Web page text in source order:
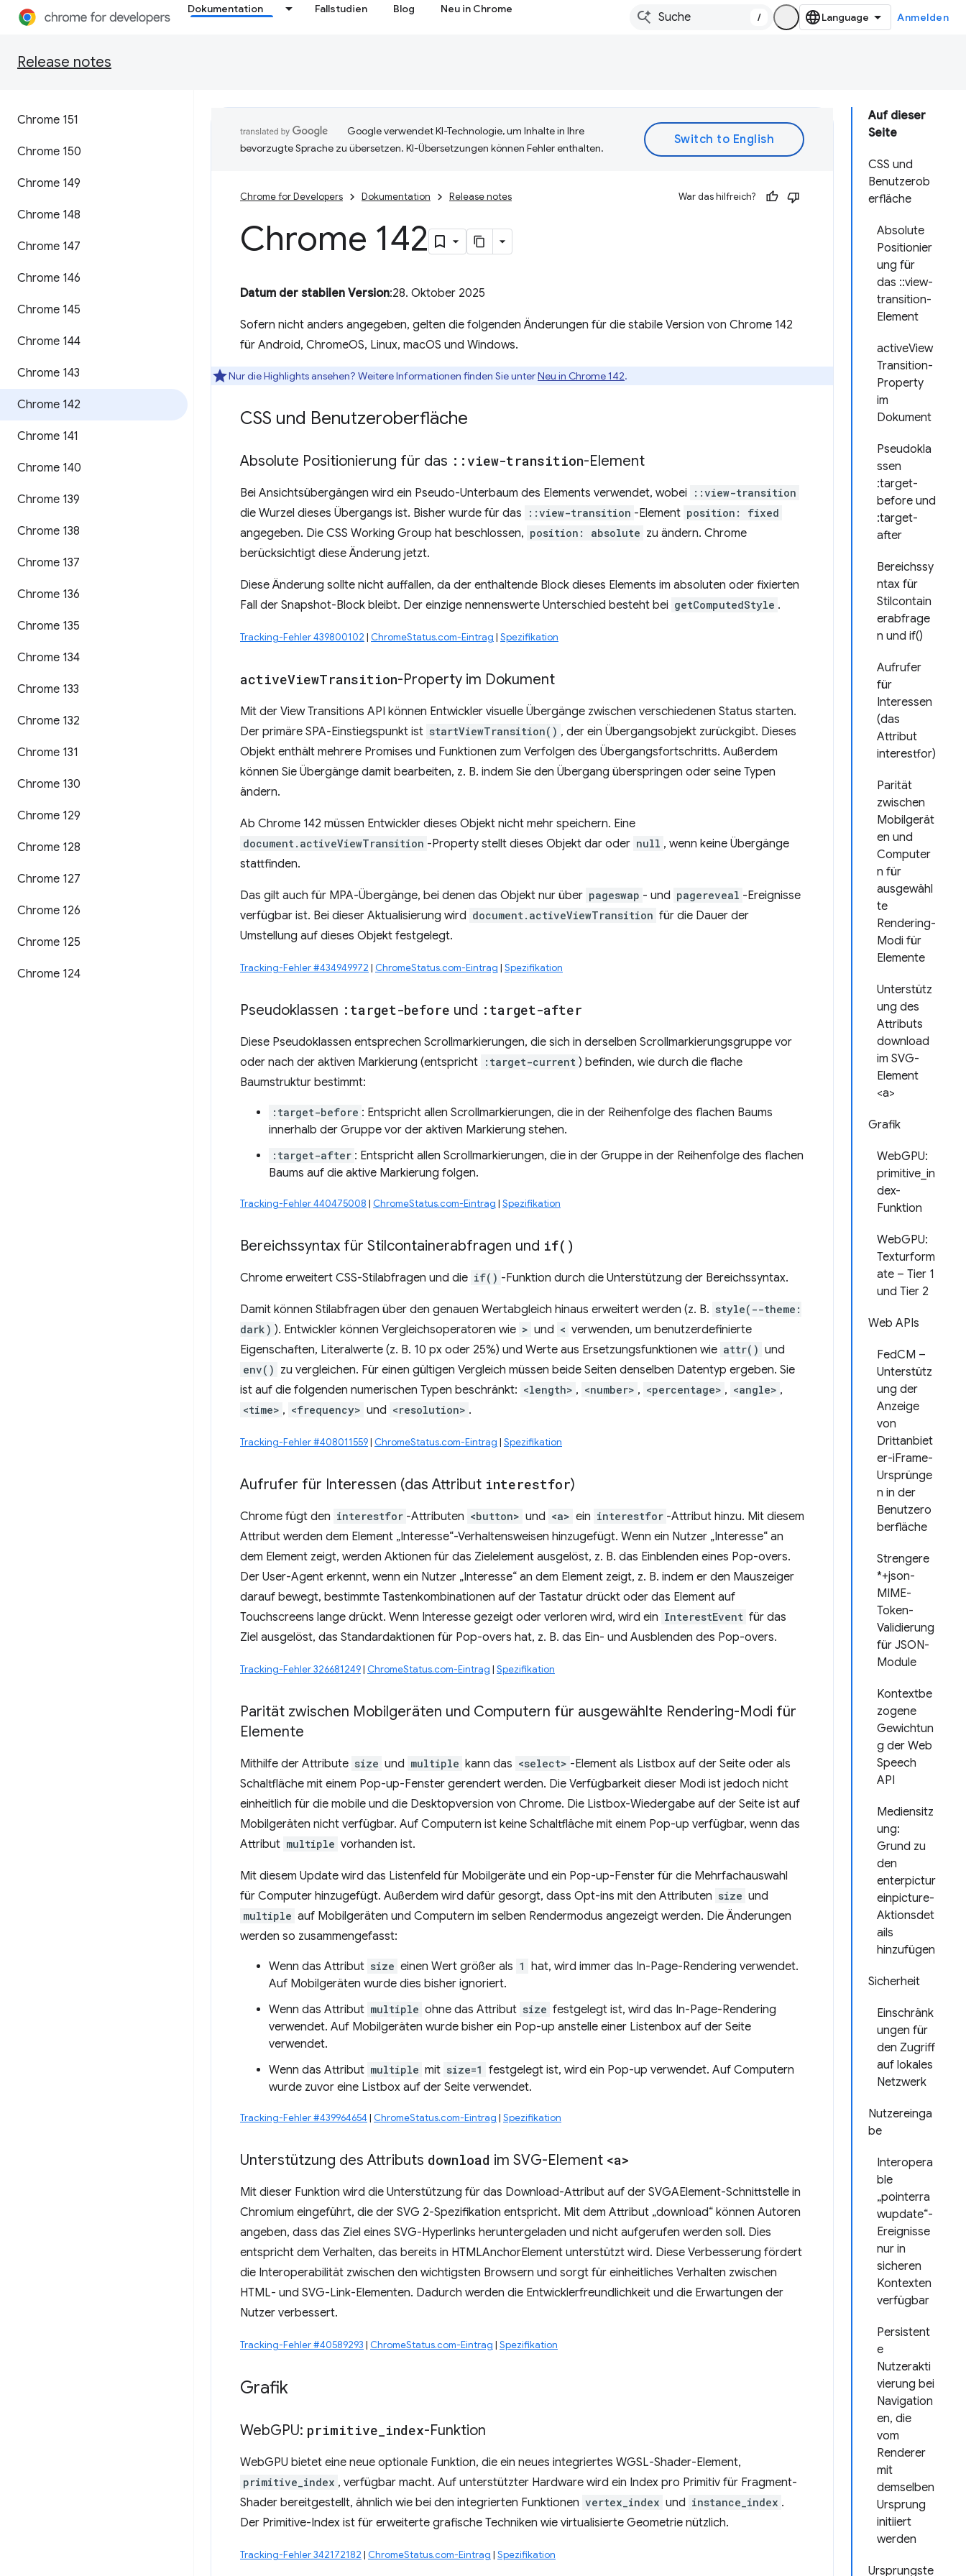
Dokumentation Fallstudien Blog Neu in Chrome
/ Anmelden
Release notes
Chrome 151
Chrome 150
Chrome 149
Chrome 148
Chrome 147
Chrome 146
Chrome 145
Chrome 144
Chrome 143
Chrome 142
Chrome 141
Chrome 140
Chrome 139
Chrome 138
Chrome 137
Chrome 136
Chrome 135
Chrome 134
Chrome 133
Chrome 132
Chrome 131
Chrome 130
Chrome 129
Chrome 128
Chrome 127
Chrome 126
Chrome 125
Chrome 124
Auf dieser
Seite
CSS und
Benutzerob
erfläche
Absolute
Positionier
ung für
das ::view-
transition-
Element
activeView
Transition-
Property
im
Dokument
Pseudokla
ssen
:target-
before und
:target-
after
Bereichssy
ntax für
Stilcontain
erabfrage
n und if()
Aufrufer
für
Interessen
(das
Attribut
interestfor)
Parität
zwischen
Mobilgerät
en und
Computer
n für
ausgewähl
te
Rendering-
Modi für
Elemente
Unterstütz
ung des
Attributs
download
im SVG-
Element
<a>
Grafik
WebGPU:
primitive_in
dex-
Funktion
WebGPU:
Texturform
ate – Tier 1
und Tier 2
Web APIs
FedCM –
Unterstütz
ung der
Anzeige
von
Drittanbiet
er-iFrame-
Ursprünge
n in der
Benutzero
berfläche
Strengere
*+json-
MIME-
Token-
Validierung
für JSON-
Module
Kontextbe
zogene
Gewichtun
g der Web
Speech
API
Mediensitz
ung:
Grund zu
den
enterpictur
einpicture-
Aktionsdet
ails
hinzufügen
Sicherheit
Einschränk
ungen für
den Zugriff
auf lokales
Netzwerk
Nutzereinga
be
Interopera
ble
„pointerra
wupdate“-
Ereignisse
nur in
sicheren
Kontexten
verfügbar
Persistent
e
Nutzerakti
vierung bei
Navigation
en, die
vom
Renderer
mit
demselben
Ursprung
initiiert
werden
Ursprungste
Google verwendet KI-Technologie, um Inhalte in Ihre
bevorzugte Sprache zu übersetzen. KI-Übersetzungen können Fehler enthalten.
Chrome for Developers Dokumentation Release notes War das hilfreich?
Chrome 142
Datum der stabilen Version:28. Oktober 2025
Sofern nicht anders angegeben, gelten die folgenden Änderungen für die stabile Version von Chrome 142
für Android, ChromeOS, Linux, macOS und Windows.
Nur die Highlights ansehen? Weitere Informationen finden Sie unterNeu in Chrome 142.
CSS und Benutzeroberfläche
Absolute Positionierung für das :: view-transition-Element
Bei Ansichtsübergängen wird ein Pseudo-Unterbaum des Elements verwendet, wobei ::view-transition
die Wurzel dieses Übergangs ist. Bisher wurde für das ::view-transition -Element position: fixed
angegeben. Die CSS Working Group hat beschlossen, position: absolute zu ändern. Chrome
berücksichtigt diese Änderung jetzt.
Diese Änderung sollte nicht auffallen, da der enthaltende Block dieses Elements im absoluten oder fixierten
Fall der Snapshot-Block bleibt. Der einzige nennenswerte Unterschied besteht bei getComputedStyle .
Tracking-Fehler 439800102 | ChromeStatus.com-Eintrag | Spezifikation
activeViewTransition-Property im Dokument
Mit der View Transitions API können Entwickler visuelle Übergänge zwischen verschiedenen Status starten.
Der primäre SPA-Einstiegspunkt ist startViewTransition() , der ein Übergangsobjekt zurückgibt. Dieses
Objekt enthält mehrere Promises und Funktionen zum Verfolgen des Übergangsfortschritts. Außerdem
können Sie Übergänge damit bearbeiten, z. B. indem Sie den Übergang überspringen oder seine Typen
ändern.
Ab Chrome 142 müssen Entwickler dieses Objekt nicht mehr speichern. Eine
document.activeViewTransition -Property stellt dieses Objekt dar oder null , wenn keine Übergänge
stattfinden.
Das gilt auch für MPA-Übergänge, bei denen das Objekt nur über pageswap - und pagereveal -Ereignisse
verfügbar ist. Bei dieser Aktualisierung wird document.activeViewTransition für die Dauer der
Umstellung auf dieses Objekt festgelegt.
Tracking-Fehler #434949972 | ChromeStatus.com-Eintrag | Spezifikation
Pseudoklassen :target-before und :target-after
Diese Pseudoklassen entsprechen Scrollmarkierungen, die sich in derselben Scrollmarkierungsgruppe vor
oder nach der aktiven Markierung (entspricht :target-current ) befinden, wie durch die flache
Baumstruktur bestimmt:
:target-before : Entspricht allen Scrollmarkierungen, die in der Reihenfolge des flachen Baums
innerhalb der Gruppe vor der aktiven Markierung stehen.
:target-after : Entspricht allen Scrollmarkierungen, die in der Gruppe in der Reihenfolge des flachen
Baums auf die aktive Markierung folgen.
Tracking-Fehler 440475008 | ChromeStatus.com-Eintrag | Spezifikation
Bereichssyntax für Stilcontainerabfragen und if( )
Chrome erweitert CSS-Stilabfragen und die if() -Funktion durch die Unterstützung der Bereichssyntax.
Damit können Stilabfragen über den genauen Wertabgleich hinaus erweitert werden (z. B. style(--theme:
dark) ). Entwickler können Vergleichsoperatoren wie > und < verwenden, um benutzerdefinierte
Eigenschaften, Literalwerte (z. B. 10 px oder 25%) und Werte aus Ersetzungsfunktionen wie attr() und
env() zu vergleichen. Für einen gültigen Vergleich müssen beide Seiten denselben Datentyp ergeben. Sie
ist auf die folgenden numerischen Typen beschränkt: <length> , <number> , <percentage> , <angle> ,
<time> , <frequency> und <resolution> .
Tracking-Fehler #408011559| ChromeStatus.com-Eintrag | Spezifikation
Aufrufer für Interessen (das Attribut interestfor)
Chrome fügt den interestfor -Attributen <button> und <a> ein interestfor -Attribut hinzu. Mit diesem
Attribut werden dem Element „Interesse“-Verhaltensweisen hinzugefügt. Wenn ein Nutzer „Interesse“ an
dem Element zeigt, werden Aktionen für das Zielelement ausgelöst, z. B. das Einblenden eines Pop-overs.
Der User-Agent erkennt, wenn ein Nutzer „Interesse“ an dem Element zeigt, z. B. indem er den Mauszeiger
darauf bewegt, bestimmte Tastenkombinationen auf der Tastatur drückt oder das Element auf
Touchscreens lange drückt. Wenn Interesse gezeigt oder verloren wird, wird ein InterestEvent für das
Ziel ausgelöst, das Standardaktionen für Pop-overs hat, z. B. das Ein- und Ausblenden des Pop-overs.
Tracking-Fehler 326681249| ChromeStatus.com-Eintrag | Spezifikation
Parität zwischen Mobilgeräten und Computern für ausgewählte Rendering-Modi für
Elemente
Mithilfe der Attribute size und multiple kann das <select> -Element als Listbox auf der Seite oder als
Schaltfläche mit einem Pop-up-Fenster gerendert werden. Die Verfügbarkeit dieser Modi ist jedoch nicht
einheitlich für die mobile und die Desktopversion von Chrome. Die Listbox-Wiedergabe auf der Seite ist auf
Mobilgeräten nicht verfügbar. Auf Computern ist keine Schaltfläche mit einem Pop-up verfügbar, wenn das
Attribut multiple vorhanden ist.
Mit diesem Update wird das Listenfeld für Mobilgeräte und ein Pop-up-Fenster für die Mehrfachauswahl
für Computer hinzugefügt. Außerdem wird dafür gesorgt, dass Opt-ins mit den Attributen size und
multiple auf Mobilgeräten und Computern im selben Rendermodus angezeigt werden. Die Änderungen
werden so zusammengefasst:
Wenn das Attribut size einen Wert größer als 1 hat, wird immer das In-Page-Rendering verwendet.
Auf Mobilgeräten wurde dies bisher ignoriert.
Wenn das Attribut multiple ohne das Attribut size festgelegt ist, wird das In-Page-Rendering
verwendet. Auf Mobilgeräten wurde bisher ein Pop-up anstelle einer Listenbox auf der Seite
verwendet.
Wenn das Attribut multiple mit size=1 festgelegt ist, wird ein Pop-up verwendet. Auf Computern
wurde zuvor eine Listbox auf der Seite verwendet.
Tracking-Fehler #439964654 | ChromeStatus.com-Eintrag | Spezifikation
Unterstützung des Attributs download im SVG-Element <a>
Mit dieser Funktion wird die Unterstützung für das Download-Attribut auf der SVGAElement-Schnittstelle in
Chromium eingeführt, die der SVG 2-Spezifikation entspricht. Mit dem Attribut „download“ können Autoren
angeben, dass das Ziel eines SVG-Hyperlinks heruntergeladen und nicht aufgerufen werden soll. Dies
entspricht dem Verhalten, das bereits in HTMLAnchorElement unterstützt wird. Diese Verbesserung fördert
die Interoperabilität zwischen den wichtigsten Browsern und sorgt für einheitliches Verhalten zwischen
HTML- und SVG-Link-Elementen. Dadurch werden die Entwicklerfreundlichkeit und die Erwartungen der
Nutzer verbessert.
Tracking-Fehler #40589293 | ChromeStatus.com-Eintrag | Spezifikation
Grafik
WebGPU: primitive index-Funktion
WebGPU bietet eine neue optionale Funktion, die ein neues integriertes WGSL-Shader-Element,
primitive_index , verfügbar macht. Auf unterstützter Hardware wird ein Index pro Primitiv für Fragment-
Shader bereitgestellt, ähnlich wie bei den integrierten Funktionen vertex_index und instance_index .
Der Primitive-Index ist für erweiterte grafische Techniken wie virtualisierte Geometrie nützlich.
Tracking-Fehler 342172182 | ChromeStatus.com-Eintrag | Spezifikation